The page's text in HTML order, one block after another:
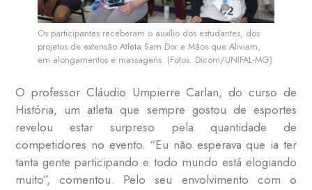
Os participantes receberam o auxílio dos estudantes, dos
projetos de extensão Atleta Sem Dor e Mãos que Aliviam,
em alongamentos e massagens. (Fotos: Dicom/UNIFAL-MG)
O professor Cláudio Umpierre Carlan, do curso de
História, um atleta que sempre gostou de esportes
revelou estar surpreso pela quantidade de
competidores no evento. “Eu não esperava que ia ter
tanta gente participando e todo mundo está elogiando
muito”, comentou. Pelo seu envolvimento com o